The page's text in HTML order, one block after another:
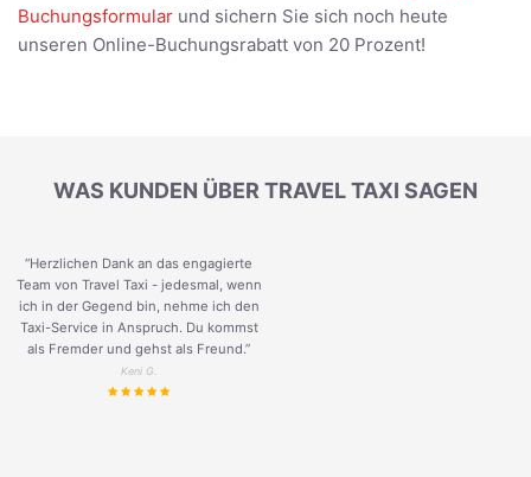
Buchungsformular und sichern Sie sich noch heute
unseren Online-Buchungsrabatt von 20 Prozent!
WAS KUNDEN ÜBER TRAVEL TAXI SAGEN
“Herzlichen Dank an das engagierte
Team von Travel Taxi - jedesmal, wenn
ich in der Gegend bin, nehme ich den
Taxi-Service in Anspruch. Du kommst
als Fremder und gehst als Freund.”
Keni G.